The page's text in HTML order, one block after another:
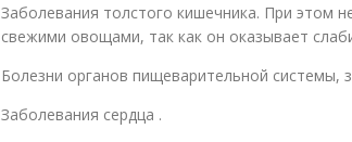
Заболевания толстого кишечника. При этом
свежими овощами, так как он оказывает
Болезни органов пищеварительной
Заболевания сердца .